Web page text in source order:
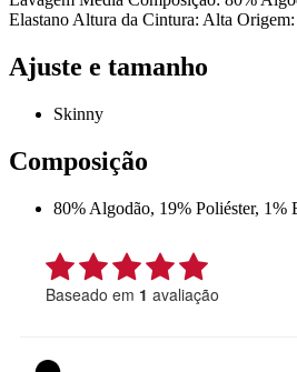
Elastano Altura da Cintura: Alta Origem:
Ajuste e tamanho
Skinny
Composição
80% Algodão, 19% Poliéster, 1%
Baseado em 1 avaliação